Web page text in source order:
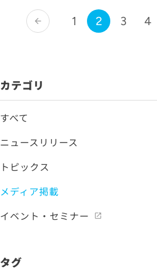
arrow_back 1 2 3 4
カテゴリ
すべて
ニュースリリース
トピックス
メディア掲載
イベント・セミナー
タグ